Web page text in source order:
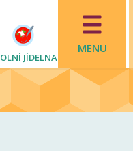
JÍDELNA
MENU